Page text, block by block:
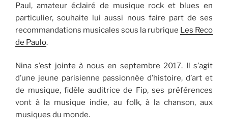
Paul, amateur éclairé de musique rock et blues en
particulier, souhaite lui aussi nous faire part de ses
recommandations musicales sous la rubrique Les Reco
de Paulo.
Nina s’est jointe à nous en septembre 2017. Il s’agit
d’une jeune parisienne passionnée d’histoire, d’art et
de musique, fidèle auditrice de Fip, ses préférences
vont à la musique indie, au folk, à la chanson, aux
musiques du monde.